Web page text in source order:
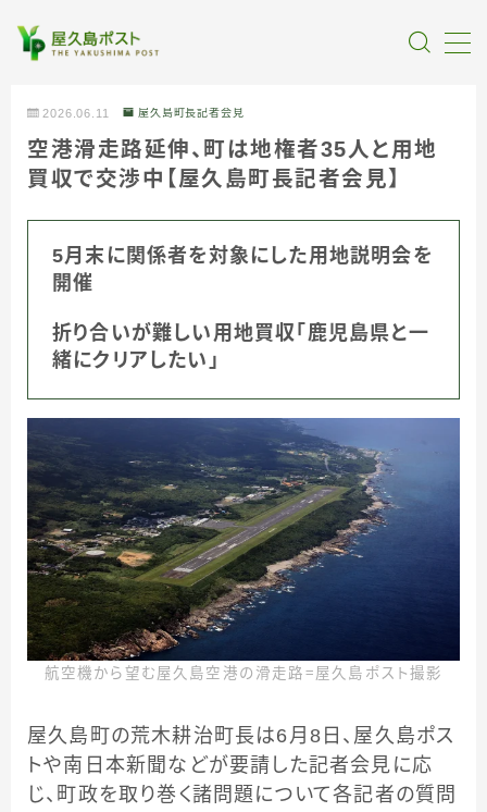
全記事カテゴリー
私たちについて
受賞・報道
情報提供
2026.06.11 屋久島町長記者会見
空港滑走路延伸、町は地権者35人と用地
買収で交渉中【屋久島町長記者会見】
5月末に関係者を対象にした用地説明会を
開催
折り合いが難しい用地買収「鹿児島県と一
緒にクリアしたい」
航空機から望む屋久島空港の滑走路＝屋久島ポスト撮影
屋久島町の荒木耕治町長は6月8日、屋久島ポス
トや南日本新聞などが要請した記者会見に応
じ、町政を取り巻く諸問題について各記者の質問